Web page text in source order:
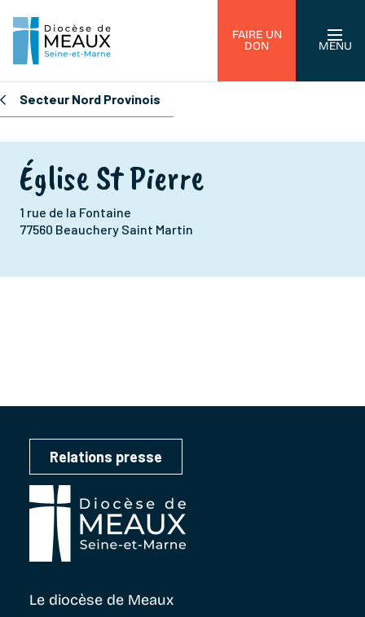
FAIRE UN
DON
MENU
Secteur Nord Provinois
Église St Pierre
1 rue de la Fontaine
77560 Beauchery Saint Martin
Relations presse
Le diocèse de Meaux